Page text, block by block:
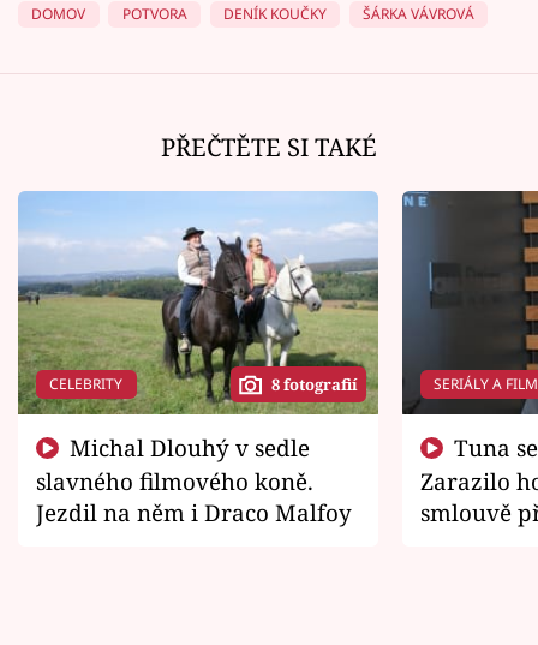
DOMOV POTVORA DENÍK KOUČKY ŠÁRKA VÁVROVÁ
PŘEČTĚTE SI TAKÉ
CELEBRITY 8 fotografií
slavného filmového koně.
Jezdil na něm i Draco Malfoy
SERIÁLY A
Zarazilo
smlouvě